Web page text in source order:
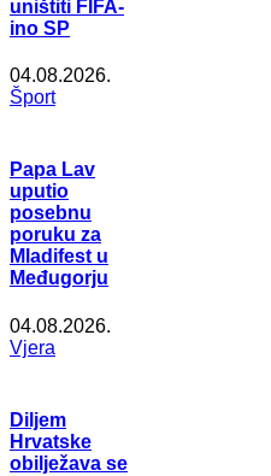
uništiti FIFA-
ino SP
04.08.2026.
Šport
Papa Lav
uputio
posebnu
poruku za
Mladifest u
Međugorju
04.08.2026.
Vjera
Diljem
Hrvatske
obilježava se